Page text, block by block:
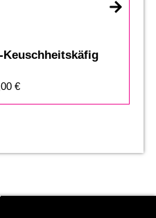
Keuschheitskäfig
€